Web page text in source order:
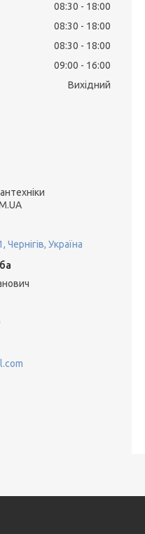
08:30
18:00
08:30
18:00
08:30
18:00
09:00
16:00
Вихідний
Україна